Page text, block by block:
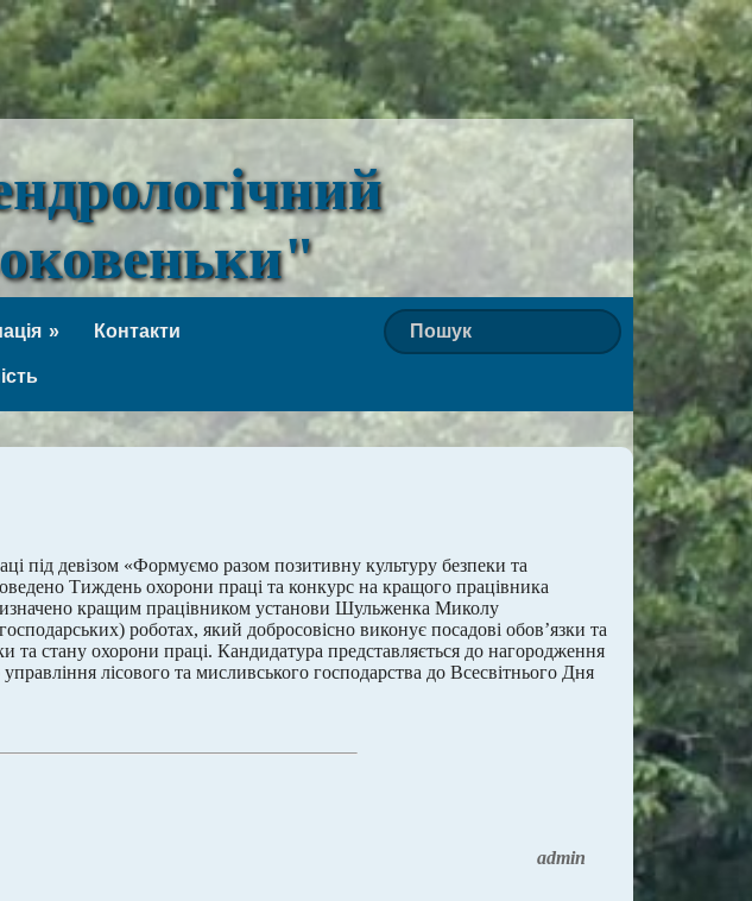
Контакти
під девізом «Формуємо разом позитивну культуру безпеки та
Тиждень охорони праці та конкурс на кращого працівника
кращим працівником установи Шульженка Миколу
роботах, який добросовісно виконує посадові обов’язки та
та стану охорони праці. Кандидатура представляється до нагородження
лісового та мисливського господарства до Всесвітнього Дня
admin